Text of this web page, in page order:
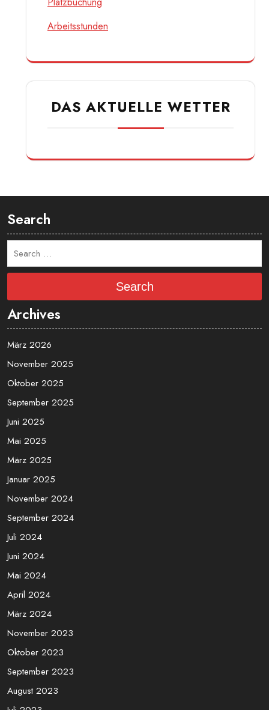
DIREKTE LINKS
Mitglied werden
Arbeitsstunden
DAS AKTUELLE WETTER
Search
Archives
März 2026
November 2025
Oktober 2025
September 2025
Juni 2025
Mai 2025
März 2025
Januar 2025
November 2024
September 2024
Juli 2024
Juni 2024
Mai 2024
April 2024
März 2024